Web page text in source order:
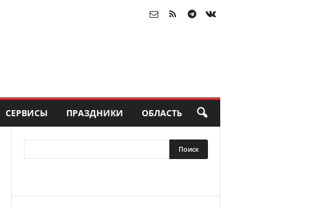
СЕРВИСЫ ПРАЗДНИКИ ОБЛАСТЬ